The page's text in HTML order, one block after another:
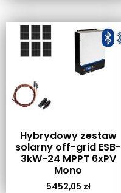
Hybrydowy zestaw
solarny off-grid ESB-
3kW-24 MPPT 6xPV
Mono
5452,05 zł